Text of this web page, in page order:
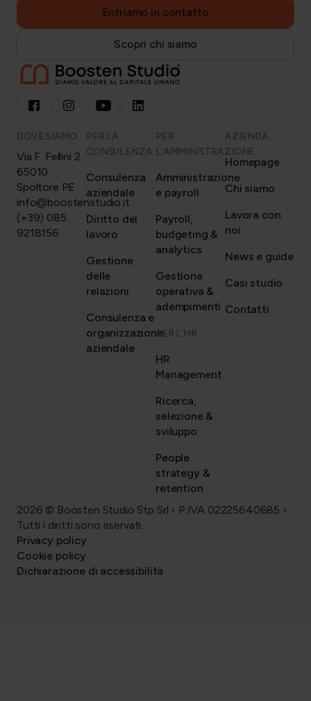
Entriamo in contatto
Scopri chi siamo
DOVE SIAMO
Via F. Fellini 2
65010
Spoltore PE
info@boostenstudio.it
(+39) 085
9218156
PER LA
CONSULENZA
Consulenza
aziendale
Diritto del
lavoro
Gestione
delle
relazioni
Consulenza e
organizzazione
aziendale
PER
L’AMMINISTRAZIONE
Amministrazione
e payroll
Payroll,
budgeting &
analytics
Gestione
operativa &
adempimenti
PER L’HR
HR
Management
Ricerca,
selezione &
sviluppo
People
strategy &
retention
AZIENDA
Homepage
Chi siamo
Lavora con
noi
News e guide
Casi studio
Contatti
2026 © Boosten Studio Stp Srl • P.IVA 02225640685 •
Tutti i diritti sono riservati.
Privacy policy
Cookie policy
Dichiarazione di accessibilità